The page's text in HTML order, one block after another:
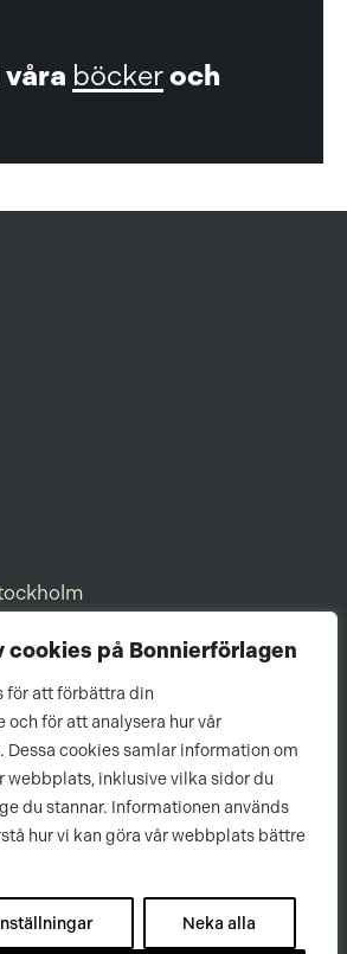
cookies på Bonnierförlagen
för att förbättra din
och för att analysera hur vår
Dessa cookies samlar information om
webbplats, inklusive vilka sidor du
du stannar. Informationen används
hur vi kan göra vår webbplats bättre
Neka alla
böckeroch
Bonnierförlagen
Cookies
Integritetspolicy